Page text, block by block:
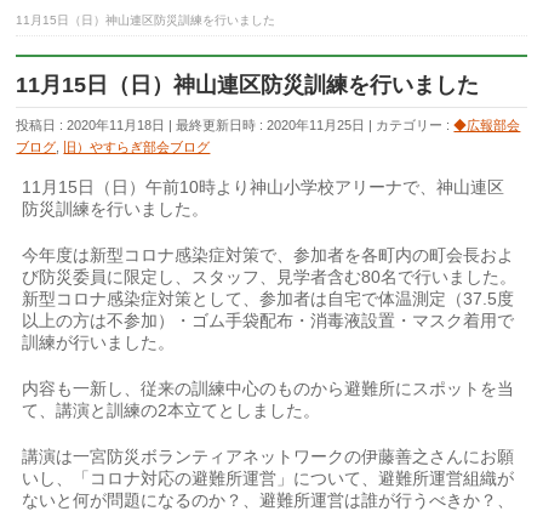
11月15日（日）神山連区防災訓練を行いました
11月15日（日）神山連区防災訓練を行いました
投稿日 : 2020年11月18日 最終更新日時 : 2020年11月25日 カテゴリー :◆広報部会
ブログ
旧）やすらぎ部会ブログ
11月15日（日）午前10時より神山小学校アリーナで、神山連区
防災訓練を行いました。
今年度は新型コロナ感染症対策で、参加者を各町内の町会長およ
び防災委員に限定し、スタッフ、見学者含む80名で行いました。
新型コロナ感染症対策として、参加者は自宅で体温測定（37.5度
以上の方は不参加）・ゴム手袋配布・消毒液設置・マスク着用で
訓練が行いました。
内容も一新し、従来の訓練中心のものから避難所にスポットを当
て、講演と訓練の2本立てとしました。
講演は一宮防災ボランティアネットワークの伊藤善之さんにお願
いし、「コロナ対応の避難所運営」について、避難所運営組織が
ないと何が問題になるのか？、避難所運営は誰が行うべきか？、